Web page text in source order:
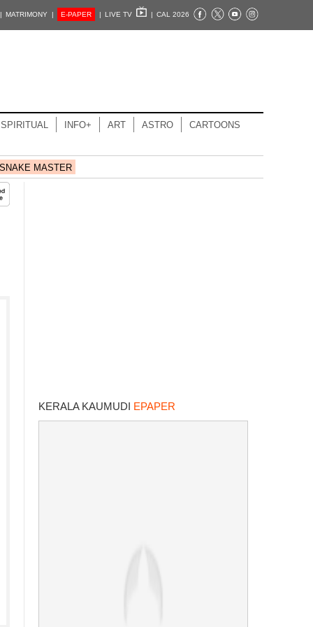
MATRIMONY | E-PAPER | LIVE TV | CAL 2026
SPIRITUAL INFO+ ART ASTRO CARTOONS
MASTER
KERALA KAUMUDI EPAPER